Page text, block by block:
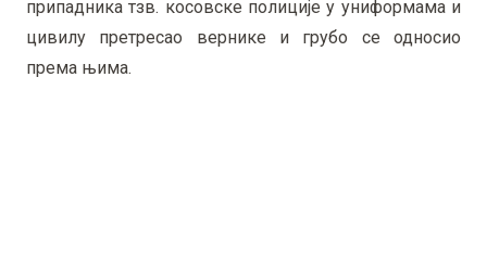
припадника тзв. косовске полиције у униформама и
цивилу претресао вернике и грубо се односио
према њима.